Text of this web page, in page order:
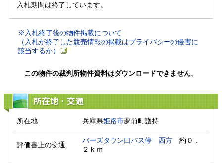
入札期間は終了しています。
※入札終了後の物件掲載について
（入札が終了した競売情報の掲載はプライバシーの侵害に
該当するか）
この物件の裁判所物件資料はダウンロードできません。
所在地・交通
所在地 兵庫県姫路市夢前町護持
評価書上の交通
バーズタウン口バス停 西方 約０．
２ｋｍ